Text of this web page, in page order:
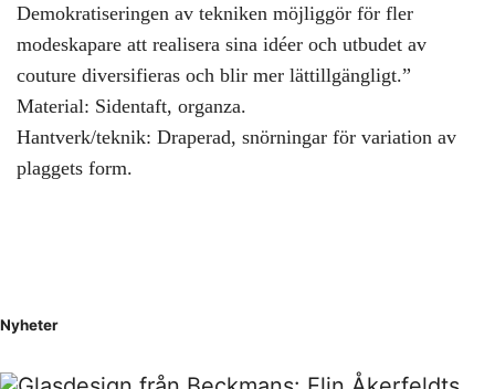
Demokratiseringen av tekniken möjliggör för fler
modeskapare att realisera sina idéer och utbudet av
couture diversifieras och blir mer lättillgängligt.”
Material: Sidentaft, organza.
Hantverk/teknik: Draperad, snörningar för variation av
plaggets form.
Nyheter